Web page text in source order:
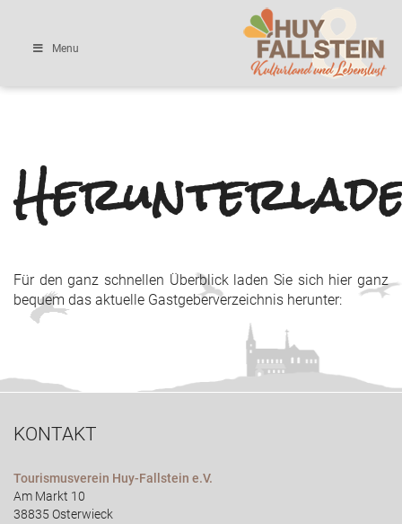
Menu
Für den ganz schnellen Überblick laden Sie sich hier ganz
bequem das aktuelle Gastgeberverzeichnis herunter:
KONTAKT
Tourismusverein Huy-Fallstein e.V.
Am Markt 10
38835 Osterwieck